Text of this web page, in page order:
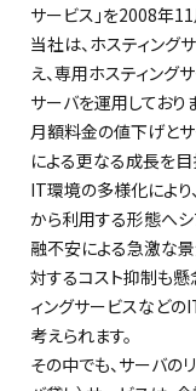
サービス」を2008年
当社は、ホスティング
え、専用ホスティン
サーバを運用しており
月額料金の値下げと
による更なる成長を目
IT環境の多様化によ
から利用する形態へシ
融不安による急激な
対するコスト抑制も懸
ィングサービスなど
考えられます。
その中でも、サーバの